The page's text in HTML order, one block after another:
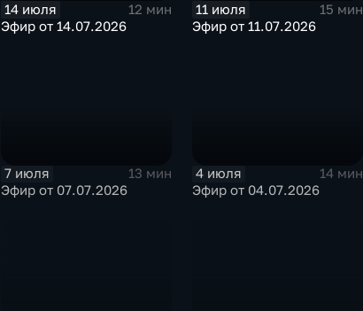
14 июля
12 мин
Эфир от 14.07.2026
11 июля
15 мин
Эфир от 11.07.2026
7 июля
13 мин
Эфир от 07.07.2026
4 июля
14 мин
Эфир от 04.07.2026